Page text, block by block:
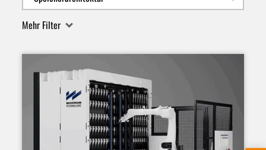
Mehr Filter